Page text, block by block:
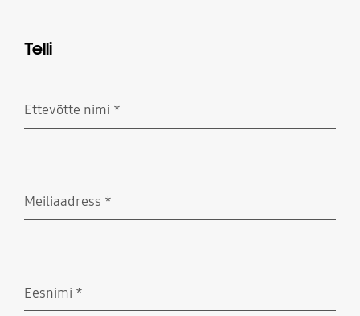
Telli
Ettevõtte nimi *
Meiliaadress *
Eesnimi *